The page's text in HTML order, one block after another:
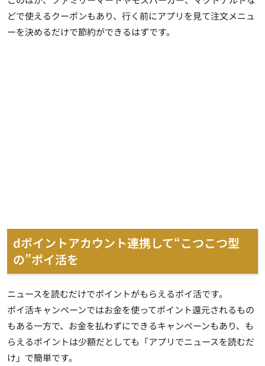
どで使えるクーポンもあり、行く前にアプリを見て注文メニュ
ーを決めるだけで節約ができるはずです。
dポイントアカウント連携して“こつこつ型
の”ポイ活を
ニュースを読むだけでポイントがもらえるポイ活です。
ポイ活キャンペーンではお金を使ってポイント還元されるもの
もある一方で、 お金を払わずにできるキャンペーンもあり、も
らえるポイントは少額だとしても「アプリでニュースを読むだ
け」で簡単です。